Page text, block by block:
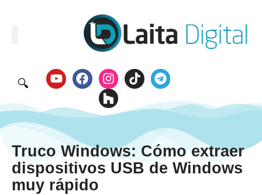
🔍
Truco Windows: Cómo extraer
dispositivos USB de Windows
muy rápido